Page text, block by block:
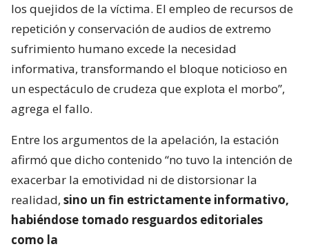
los quejidos de la víctima. El empleo de recursos de
repetición y conservación de audios de extremo
sufrimiento humano excede la necesidad
informativa, transformando el bloque noticioso en
un espectáculo de crudeza que explota el morbo”,
agrega el fallo.
Entre los argumentos de la apelación, la estación
afirmó que dicho contenido “no tuvo la intención de
exacerbar la emotividad ni de distorsionar la
realidad, sino un fin estrictamente informativo,
habiéndose tomado resguardos editoriales
como la